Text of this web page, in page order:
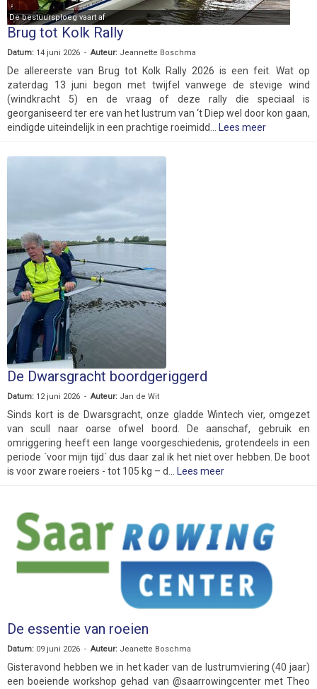
De bestuursploeg vaart af
Brug tot Kolk Rally
Datum: 14 juni 2026 -Auteur: Jeannette Boschma
De allereerste van Brug tot Kolk Rally 2026 is een feit. Wat op
zaterdag 13 juni begon met twijfel vanwege de stevige wind
(windkracht 5) en de vraag of deze rally die speciaal is
georganiseerd ter ere van het lustrum van ‘t Diep wel door kon gaan,
eindigde uiteindelijk in een prachtige roeimidd...
Lees meer
De Dwarsgracht boordgeriggerd
Datum: 12 juni 2026 -Auteur: Jan de Wit
Sinds kort is de Dwarsgracht, onze gladde Wintech vier, omgezet
van scull naar oarse ofwel boord. De aanschaf, gebruik en
omriggering heeft een lange voorgeschiedenis, grotendeels in een
periode ´voor mijn tijd´ dus daar zal ik het niet over hebben. De boot
is voor zware roeiers - tot 105 kg – d...
Lees meer
De essentie van roeien
Datum: 09 juni 2026 -Auteur: Jeanette Boschma
Gisteravond hebben we in het kader van de lustrumviering (40 jaar)
een boeiende workshop gehad van @saarrowingcenter met Theo